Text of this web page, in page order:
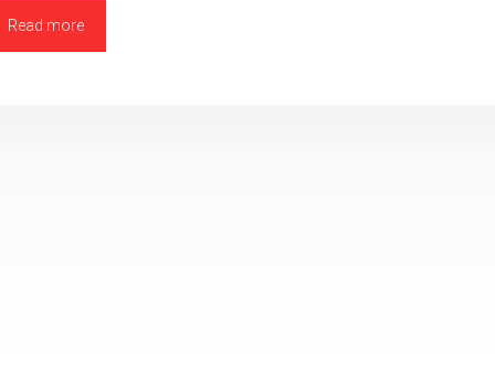
Read more